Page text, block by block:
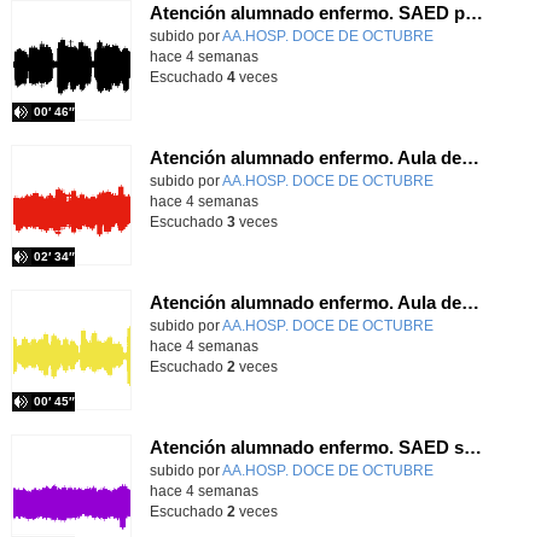
Atención alumnado enfermo. SAED primaria. José Nesh-Nash García
Contenido educativo.
subido porAA.HOSP. DOCE DE OCTUBRE
00′ 46″
-
hace 4 semanas
Escuchado 4veces
Atención alumnado enfermo. Aula dentro del hospital. Sara Martín Fernández.
Contenido educativo.
subido porAA.HOSP. DOCE DE OCTUBRE
02′ 34″
-
hace 4 semanas
Escuchado 3veces
Atención alumnado enfermo. Aula dentro del hospital. Rosa María Poza Hervás
Contenido educativo.
subido porAA.HOSP. DOCE DE OCTUBRE
00′ 45″
-
hace 4 semanas
Escuchado 2 veces
Atención alumnado enfermo. SAED secundaria. Charo Villamariz Cid.
Contenido educativo.
subido porAA.HOSP. DOCE DE OCTUBRE-
hace 4 semanas
Escuchado 2 veces